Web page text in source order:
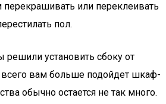
или переклеивать
пол.
установить сбоку от
всего вам больше подойдет шкаф-
обычно остается не так много.